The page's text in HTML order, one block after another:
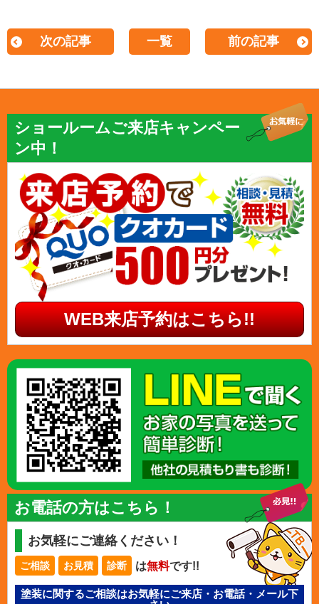
次の記事 一覧 前の記事
ショールームご来店キャンペー
ン中！
WEB来店予約はこちら!!
お電話の方はこちら！
お気軽にご連絡ください！
ご相談 お見積 診断 は無料です!!
塗装に関するご相談はお気軽にご来店・お電話・メール下